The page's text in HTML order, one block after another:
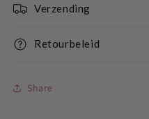
Verzending
Retourbeleid
Share